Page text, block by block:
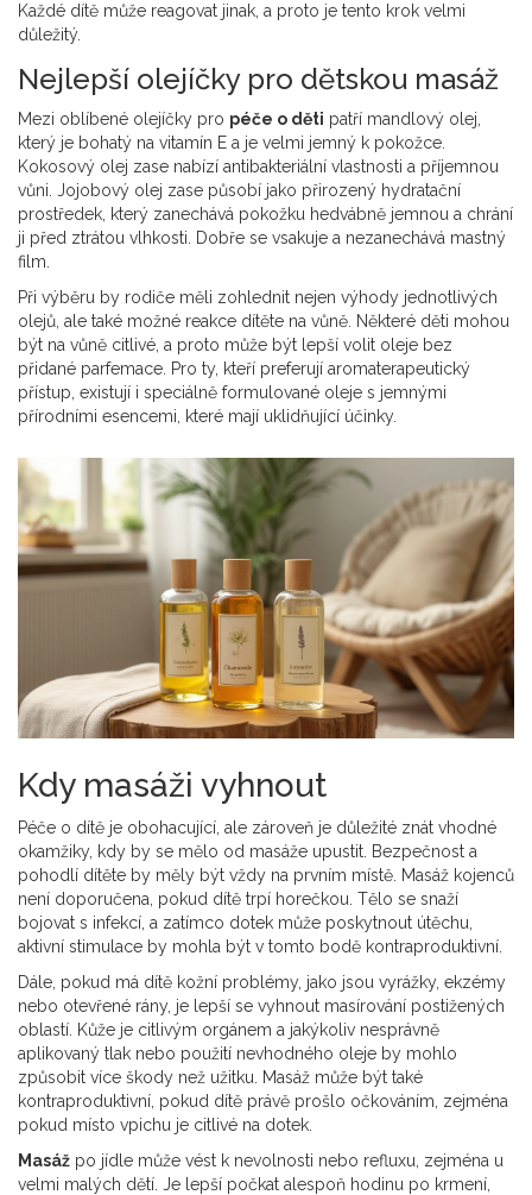
Každé dítě může reagovat jinak, a proto je tento krok velmi
důležitý.
Nejlepší olejíčky pro dětskou masáž
Mezi oblíbené olejíčky pro péče o děti patří mandlový olej,
který je bohatý na vitamín E a je velmi jemný k pokožce.
Kokosový olej zase nabízí antibakteriální vlastnosti a příjemnou
vůni. Jojobový olej zase působí jako přirozený hydratační
prostředek, který zanechává pokožku hedvábně jemnou a chrání
ji před ztrátou vlhkosti. Dobře se vsakuje a nezanechává mastný
film.
Při výběru by rodiče měli zohlednit nejen výhody jednotlivých
olejů, ale také možné reakce dítěte na vůně. Některé děti mohou
být na vůně citlivé, a proto může být lepší volit oleje bez
přidané parfemace. Pro ty, kteří preferují aromaterapeutický
přístup, existují i speciálně formulované oleje s jemnými
přírodními esencemi, které mají uklidňující účinky.
Kdy masáži vyhnout
Péče o dítě je obohacující, ale zároveň je důležité znát vhodné
okamžiky, kdy by se mělo od masáže upustit. Bezpečnost a
pohodlí dítěte by měly být vždy na prvním místě. Masáž kojenců
není doporučena, pokud dítě trpí horečkou. Tělo se snaží
bojovat s infekcí, a zatímco dotek může poskytnout útěchu,
aktivní stimulace by mohla být v tomto bodě kontraproduktivní.
Dále, pokud má dítě kožní problémy, jako jsou vyrážky, ekzémy
nebo otevřené rány, je lepší se vyhnout masírování postižených
oblastí. Kůže je citlivým orgánem a jakýkoliv nesprávně
aplikovaný tlak nebo použití nevhodného oleje by mohlo
způsobit více škody než užitku. Masáž může být také
kontraproduktivní, pokud dítě právě prošlo očkováním, zejména
pokud místo vpichu je citlivé na dotek.
Masáž po jídle může vést k nevolnosti nebo refluxu, zejména u
velmi malých dětí. Je lepší počkat alespoň hodinu po krmení,